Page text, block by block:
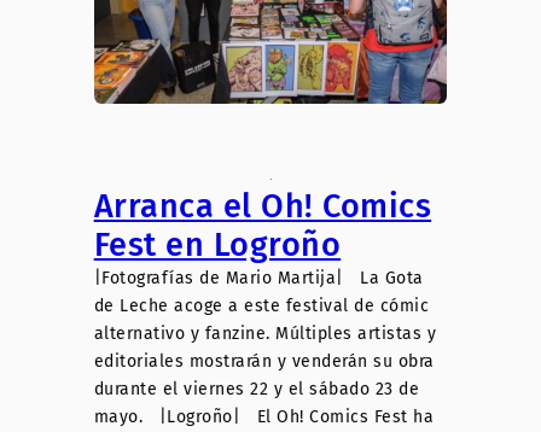
.
Arranca el Oh! Comics
Fest en Logroño
|Fotografías de Mario Martija| La Gota
de Leche acoge a este festival de cómic
alternativo y fanzine. Múltiples artistas y
editoriales mostrarán y venderán su obra
durante el viernes 22 y el sábado 23 de
mayo. |Logroño| El Oh! Comics Fest ha